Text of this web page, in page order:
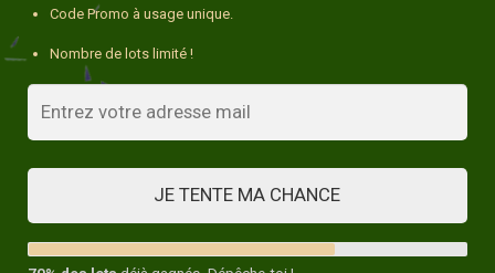
Code Promo à usage unique.
Nombre de lots limité !
JE TENTE MA CHANCE